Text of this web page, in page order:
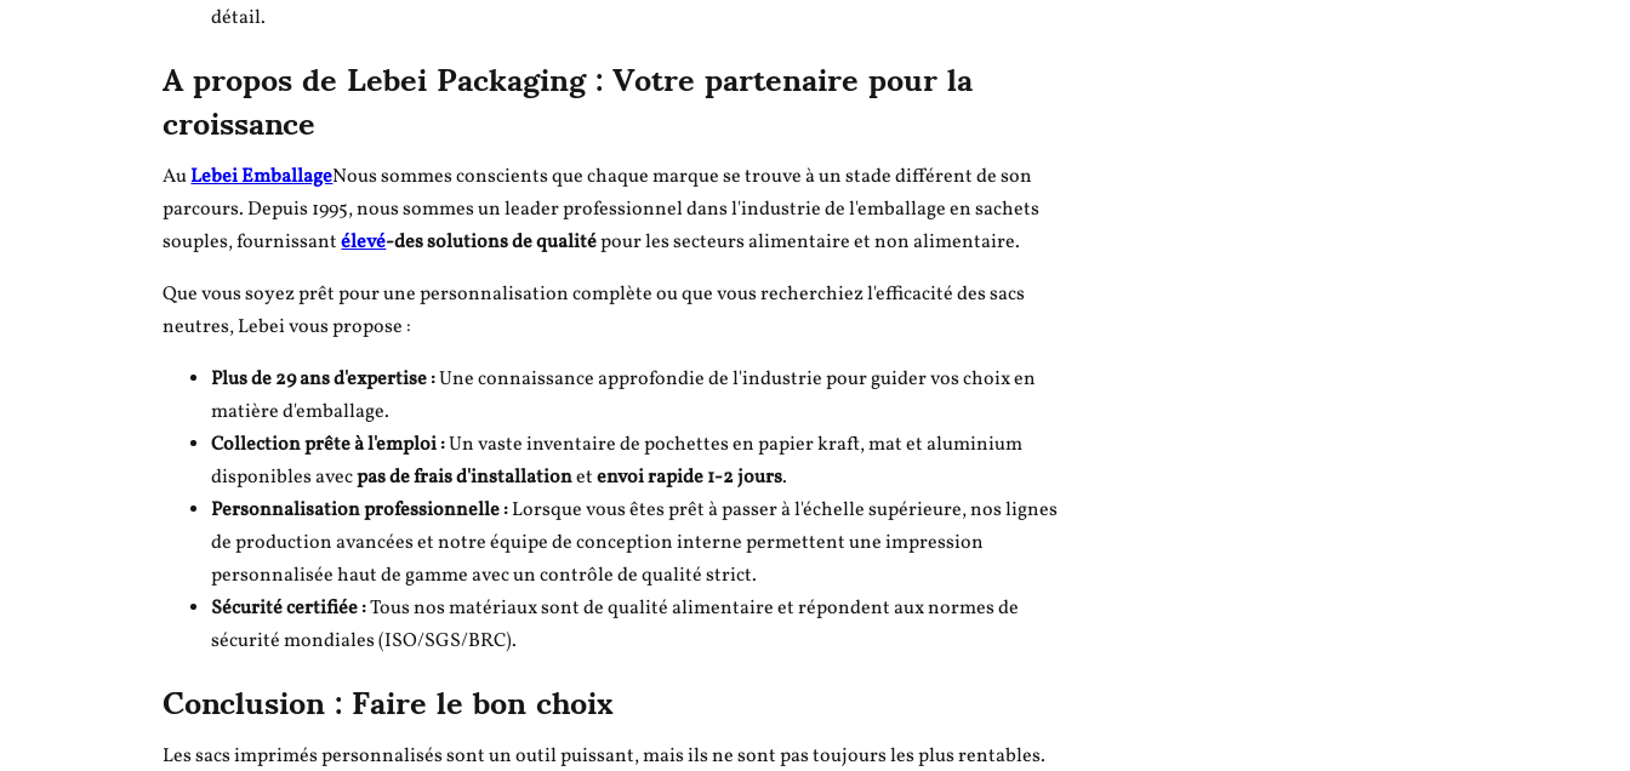
détail.
A propos de Lebei Packaging : Votre partenaire pour la
croissance
AuLebei EmballageNous sommes conscients que chaque marque se trouve à un stade différent de son
parcours. Depuis 1995, nous sommes un leader professionnel dans l'industrie de l'emballage en sachets
souples, fournissantélevé-des solutions de qualitépour les secteurs alimentaire et non alimentaire.
Que vous soyez prêt pour une personnalisation complète ou que vous recherchiez l'efficacité des sacs
neutres, Lebei vous propose :
Plus de 29 ans d'expertise :Une connaissance approfondie de l'industrie pour guider vos choix en
matière d'emballage.
Collection prête à l'emploi :Un vaste inventaire de pochettes en papier kraft, mat et aluminium
disponibles avecpas de frais d'installationetenvoi rapide 1-2 jours.
Personnalisation professionnelle :Lorsque vous êtes prêt à passer à l'échelle supérieure, nos lignes
de production avancées et notre équipe de conception interne permettent une impression
personnalisée haut de gamme avec un contrôle de qualité strict.
Sécurité certifiée :Tous nos matériaux sont de qualité alimentaire et répondent aux normes de
sécurité mondiales (ISO/SGS/BRC).
Conclusion : Faire le bon choix
Les sacs imprimés personnalisés sont un outil puissant, mais ils ne sont pas toujours les plus rentables.